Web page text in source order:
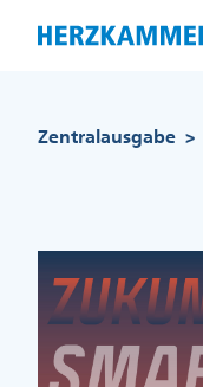
Zentralausgabe >